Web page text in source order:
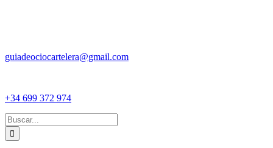
guiadeociocartelera@gmail.com
+34 699 372 974
Buscar: